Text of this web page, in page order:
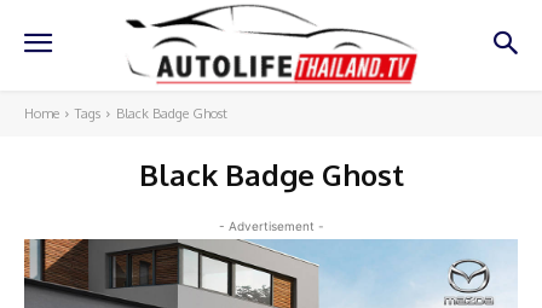
Home Tags Black Badge Ghost
Black Badge Ghost
- Advertisement -